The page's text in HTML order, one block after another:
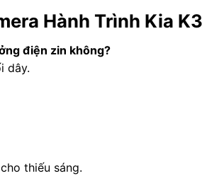
Hành Trình Kia K3
điện zin không?
dây.
thiếu sáng.